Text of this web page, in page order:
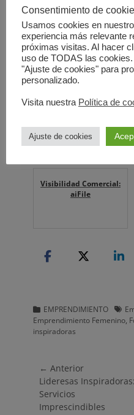
¿Qué te
estos
Pots relacionados:
Visibilidad Comercial:
aiFile
Categorias
EMPRENDIMIENTO
Emprendimiento Femenino,
inspiradoras
Navegación
de
entradas
← Anterior
Entrada
anterior:
Lideresas Inspiradoras:
Servicios
Imprescindibles
Consentimiento de
Usamos cookies en
experiencia más relevante
próximas visitas. Al hacer
uso de TODAS las
"Ajuste de cookies" para
personalizado.
Visita nuestra Política de
Ajuste de cookies